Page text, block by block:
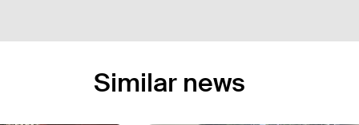
Similar news